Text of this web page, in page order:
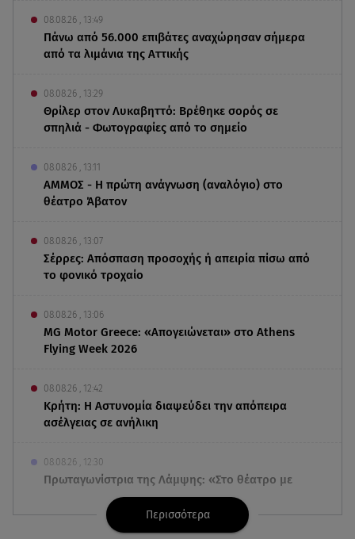
08.08.26 , 13:49
Πάνω από 56.000 επιβάτες αναχώρησαν σήμερα
από τα λιμάνια της Αττικής
08.08.26 , 13:29
Θρίλερ στον Λυκαβηττό: Βρέθηκε σορός σε
σπηλιά - Φωτογραφίες από το σημείο
08.08.26 , 13:11
ΑΜΜΟΣ - Η πρώτη ανάγνωση (αναλόγιο) στο
θέατρο Άβατον
08.08.26 , 13:07
Σέρρες: Απόσπαση προσοχής ή απειρία πίσω από
το φονικό τροχαίο
08.08.26 , 13:06
MG Motor Greece: «Απογειώνεται» στο Athens
Flying Week 2026
08.08.26 , 12:42
Κρήτη: Η Αστυνομία διαψεύδει την απόπειρα
ασέλγειας σε ανήλικη
08.08.26 , 12:30
Πρωταγωνίστρια της Λάμψης: «Στο θέατρο με
σνόμπαραν πάρα πολύ»
Περισσότερα